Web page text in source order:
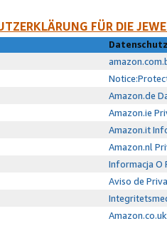
FÜR DIE
Amazon.de
Amazon.ie
Amazon.it
Amazon.nl
Informacja O
Aviso de